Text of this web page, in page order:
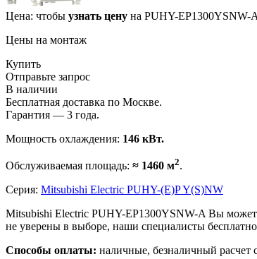
Цена: чтобы узнать цену на PUHY-EP1300YSNW-
Цены на монтаж
Купить
Отправьте запрос
В наличии
Бесплатная доставка по Москве.
Гарантия — 3 года.
Мощность охлаждения: 146 кВт.
Обслуживаемая площадь: ≈ 1460 м2.
Серия: Mitsubishi Electric PUHY-(E)P Y(S)NW
Mitsubishi Electric PUHY-EP1300YSNW-A Вы
не уверены в выборе, наши специалисты
Способы оплаты: наличные, безналичный расчет